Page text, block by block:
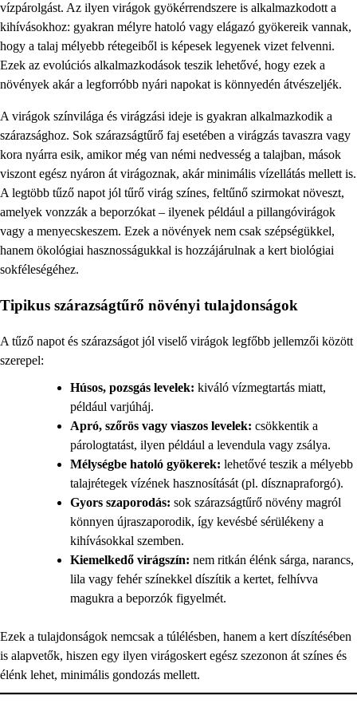
vízpárolgást. Az ilyen virágok gyökérrendszere is alkalmazkodott a
kihívásokhoz: gyakran mélyre hatoló vagy elágazó gyökereik vannak,
hogy a talaj mélyebb rétegeiből is képesek legyenek vizet felvenni.
Ezek az evolúciós alkalmazkodások teszik lehetővé, hogy ezek a
növények akár a legforróbb nyári napokat is könnyedén átvészeljék.
A virágok színvilága és virágzási ideje is gyakran alkalmazkodik a
szárazsághoz. Sok szárazságtűrő faj esetében a virágzás tavaszra vagy
kora nyárra esik, amikor még van némi nedvesség a talajban, mások
viszont egész nyáron át virágoznak, akár minimális vízellátás mellett is.
A legtöbb tűző napot jól tűrő virág színes, feltűnő szirmokat növeszt,
amelyek vonzzák a beporzókat – ilyenek például a pillangóvirágok
vagy a menyecskeszem. Ezek a növények nem csak szépségükkel,
hanem ökológiai hasznosságukkal is hozzájárulnak a kert biológiai
sokféleségéhez.
Tipikus szárazságtűrő növényi tulajdonságok
A tűző napot és szárazságot jól viselő virágok legfőbb jellemzői között
szerepel:
Húsos, pozsgás levelek: kiváló vízmegtartás miatt,
például varjúháj.
Apró, szőrös vagy viaszos levelek: csökkentik a
párologtatást, ilyen például a levendula vagy zsálya.
Mélységbe hatoló gyökerek: lehetővé teszik a mélyebb
talajrétegek vízének hasznosítását (pl. dísznapraforgó).
Gyors szaporodás: sok szárazságtűrő növény magról
könnyen újraszaporodik, így kevésbé sérülékeny a
kihívásokkal szemben.
Kiemelkedő virágszín: nem ritkán élénk sárga, narancs,
lila vagy fehér színekkel díszítik a kertet, felhívva
magukra a beporzók figyelmét.
Ezek a tulajdonságok nemcsak a túlélésben, hanem a kert díszítésében
is alapvetők, hiszen egy ilyen virágoskert egész szezonon át színes és
élénk lehet, minimális gondozás mellett.